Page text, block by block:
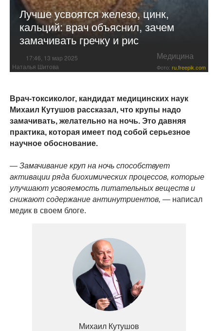
Лучше усвоятся железо, цинк,
кальций: врач объяснил, зачем
замачивать гречку и рис
17:46, 13 мар 2025 Медицина
Наталья Шитова Фото: ru.freepik.com
Врач-токсиколог, кандидат медицинских наук
Михаил Кутушов рассказал, что крупы надо
замачивать, желательно на ночь. Это давняя
практика, которая имеет под собой серьезное
научное обоснование.
— Замачивание круп на ночь способствует
активации ряда биохимических процессов, которые
улучшают усвояемость питательных веществ и
снижают содержание антинутриентов, — написал
медик в своем блоге.
Михаил Кутушов